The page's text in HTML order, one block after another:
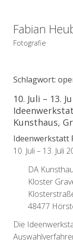
Fabian
Fotografie
Schlagwort:
10. Juli – 13.
Kunsthaus,
Ideenwerkstatt
10. Juli – 13. Juli
DA
Kloster
48477
Die